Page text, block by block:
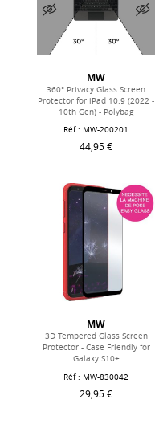
MW
360° Privacy Glass Screen
Protector for iPad 10.9 (2022 -
10th Gen) - Polybag
Réf : MW-200201
44,95 €
MW
3D Tempered Glass Screen
Protector - Case Friendly for
Galaxy S10+
Réf : MW-830042
29,95 €